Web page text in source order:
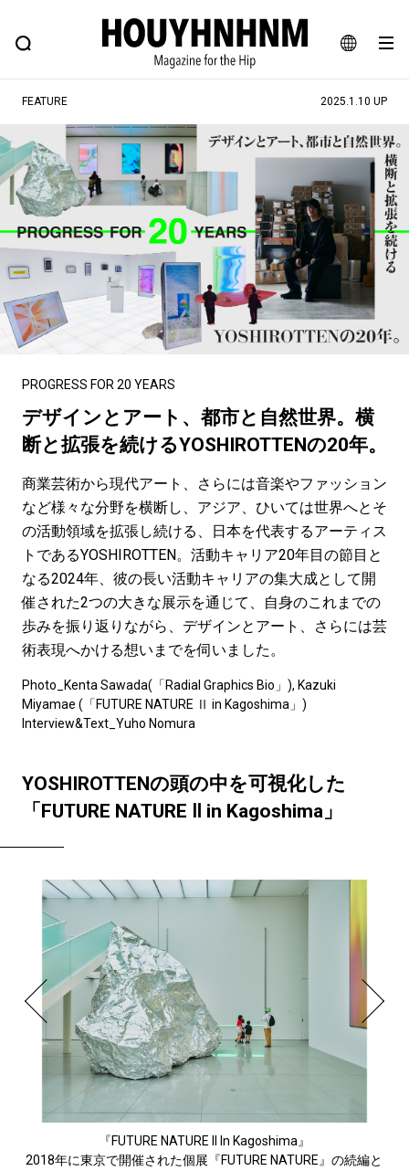
JA
EN
FEATURE BLOG SNAP
ヒップなファッション、カルチャー、ライフスタイルWEBマガジン
#注目のタグ
#SHOPPING ADDICT #憧れの逸品
#ESSENTIAL DESIGNS #古着サミット
#NEW VINTAGE #マイナーグッド図鑑
#路地裏てぃーん。 #MONTHLY JOURNAL
#GH 銘品の所以 #フイナムのYouTube
#Commune H #FOCUS IT
#ととけん #FASHION
#LIFESTYLE #SNEAKER #OUTDOOR
#SPORTS #HANDSOME HANDBOOK
FEATURE 2025.1.10 UP
PROGRESS FOR 20 YEARS
デザインとアート、都市と自然世界。横
断と拡張を続けるYOSHIROTTENの20年。
商業芸術から現代アート、さらには音楽やファッション
など様々な分野を横断し、アジア、ひいては世界へとそ
の活動領域を拡張し続ける、日本を代表するアーティス
トであるYOSHIROTTEN。活動キャリア20年目の節目と
なる2024年、彼の長い活動キャリアの集大成として開
催された2つの大きな展示を通じて、自身のこれまでの
歩みを振り返りながら、デザインとアート、さらには芸
術表現へかける想いまでを伺いました。
Photo_Kenta Sawada(「Radial Graphics Bio」), Kazuki
Miyamae (「FUTURE NATURE Ⅱ in Kagoshima」)
Interview&Text_Yuho Nomura
YOSHIROTTENの頭の中を可視化した
「FUTURE NATURE Ⅱ in Kagoshima」
『FUTURE NATURE II In Kagoshima』
2018年に東京で開催された個展『FUTURE NATURE』の続編と